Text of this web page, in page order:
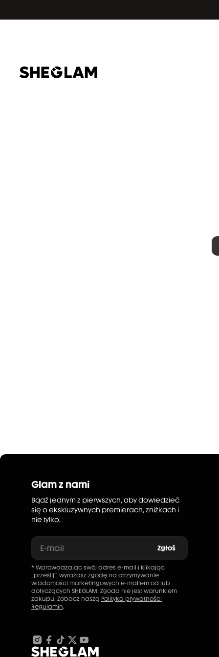
Glam z nami
Bądź jednym z pierwszych, aby dowiedzieć
się o ekskluzywnych premierach, zniżkach i
nie tylko.
E-mail Zgłoś
* Wprowadzając swój adres e-mail i klikając
„prześlij”, wyrażasz zgodę na otrzymywanie
wiadomości marketingowych e-mailem od lub
dotyczących SHEGLAM. Zgoda nie jest warunkiem
zakupu. Zobacz naszą Polityka prywatności i
Regulamin.